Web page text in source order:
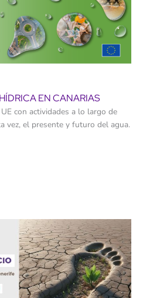
EN CANARIAS
con actividades a lo largo de
vez, el presente y futuro del agua.